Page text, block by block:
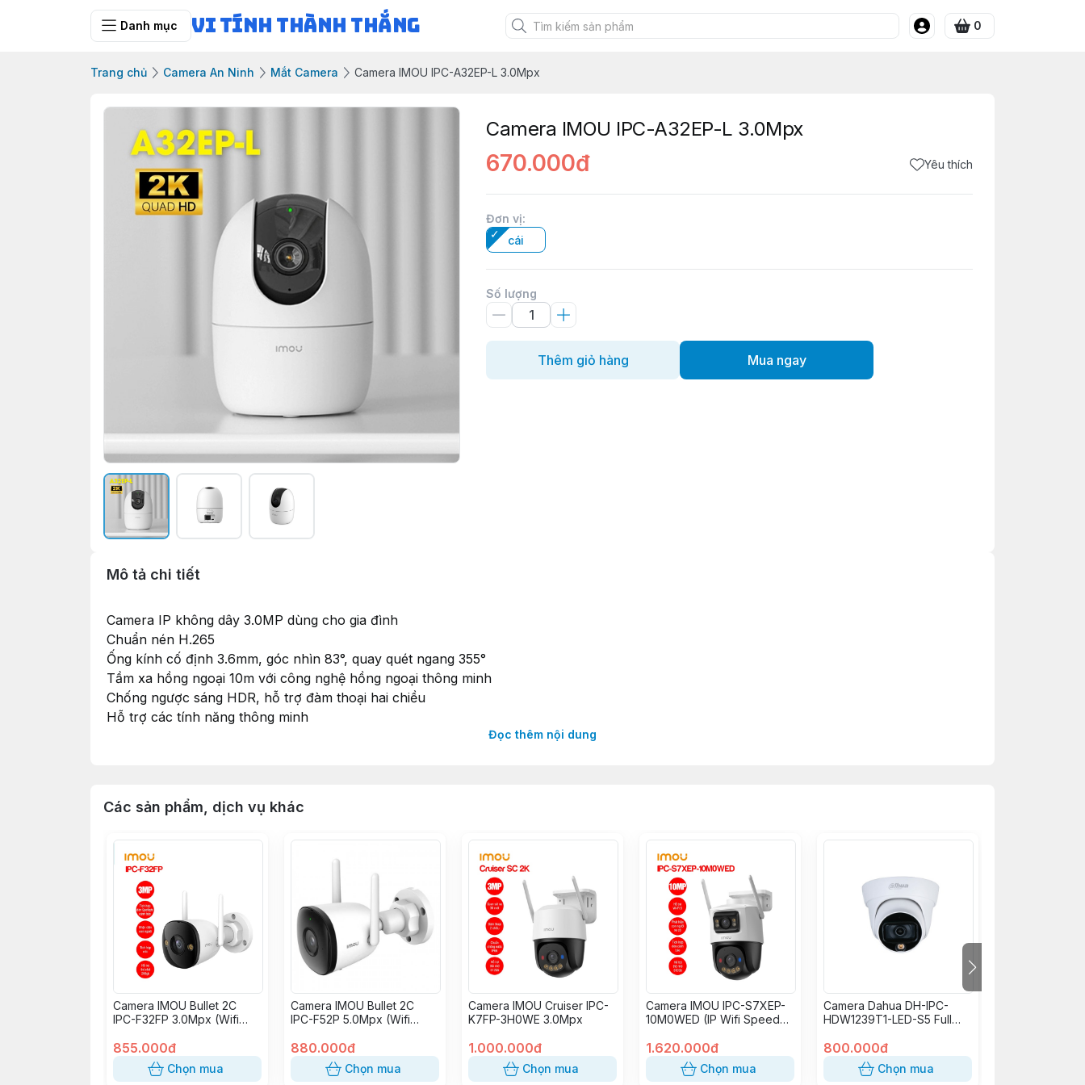
Danh mục Vi Tính Thành Thắng 0
Trang chủ Camera An Ninh Mắt Camera Camera IMOU IPC-A32EP-L 3.0Mpx
Camera IMOU IPC-A32EP-L 3.0Mpx
670.000đ Yêu thích
Đơn vị:
cái
Số lượng
Thêm giỏ hàng Mua ngay
Mô tả chi tiết
Camera IP không dây 3.0MP dùng cho gia đình
Chuẩn nén H.265
Ống kính cố định 3.6mm, góc nhìn 83°, quay quét ngang 355°
Tầm xa hồng ngoại 10m với công nghệ hồng ngoại thông minh
Chống ngược sáng HDR, hỗ trợ đàm thoại hai chiều
Hỗ trợ các tính năng thông minh
Chất liệu vỏ nhựa
Đọc thêm nội dung
Các sản phẩm, dịch vụ khác
Camera IMOU Bullet 2C
IPC-F32FP 3.0Mpx (Wifi
855.000đ
Chọn mua
Camera IMOU Bullet 2C
IPC-F52P 5.0Mpx (Wifi
880.000đ
Chọn mua
Camera IMOU Cruiser IPC-
K7FP-3H0WE 3.0Mpx
1.000.000đ
Chọn mua
Camera IMOU IPC-S7XEP-
10M0WED (IP Wifi Speed
1.620.000đ
Chọn mua
Camera Dahua DH-IPC-
HDW1239T1-LED-S5 Full
800.000đ
Chọn mua